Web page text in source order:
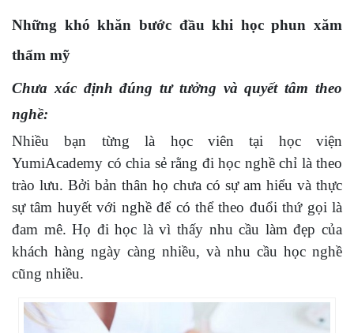
Những khó khăn bước đầu khi học phun xăm
thẩm mỹ
Chưa xác định đúng tư tưởng và quyết tâm theo
nghề:
Nhiều bạn từng là học viên tại học viện
YumiAcademy có chia sẻ rằng đi học nghề chỉ là theo
trào lưu. Bởi bản thân họ chưa có sự am hiểu và thực
sự tâm huyết với nghề để có thể theo đuổi thứ gọi là
đam mê. Họ đi học là vì thấy nhu cầu làm đẹp của
khách hàng ngày càng nhiều, và nhu cầu học nghề
cũng nhiều.